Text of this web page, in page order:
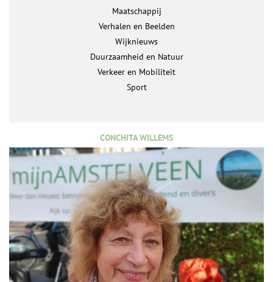
Maatschappij
Verhalen en Beelden
Wijknieuws
Duurzaamheid en Natuur
Verkeer en Mobiliteit
Sport
CONCHITA WILLEMS